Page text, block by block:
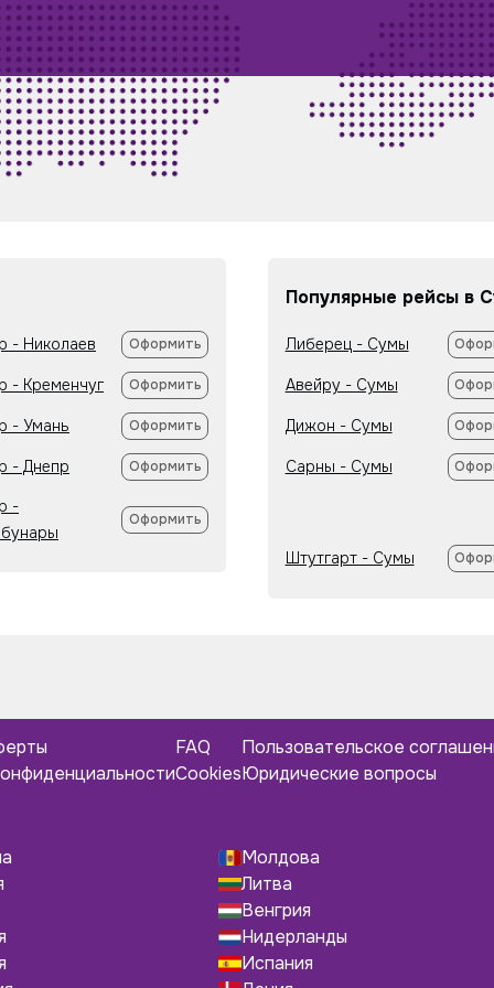
- Николаев Оформить
- Кременчуг Оформить
- Умань Оформить
- Днепр Оформить
-
Оформить
Популярные рейсы в
Либерец - Сумы
Авейру - Сумы
Дижон - Сумы
Сарны - Сумы
Штутгарт - Сумы
FAQ
Cookies
Пользовательское
Юридические вопросы
Молдова
Литва
Венгрия
Нидерланды
Испания